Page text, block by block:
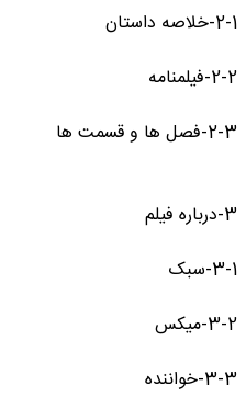
2-1-خلاصه داستان
2-2-فیلمنامه
2-3-فصل ها و قسمت ها
3-درباره فیلم
3-1-سبک
3-2-میکس
3-3-خواننده